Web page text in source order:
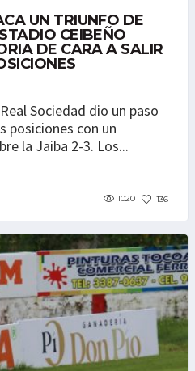
UN TRIUNFO DE
CEIBEÑO
DE CARA A SALIR
Sociedad dio un paso
posiciones con un
la Jaiba 2-3. Los...
1020 136